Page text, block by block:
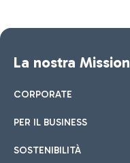
La nostra Mission
CORPORATE
PER IL BUSINESS
SOSTENIBILITÀ